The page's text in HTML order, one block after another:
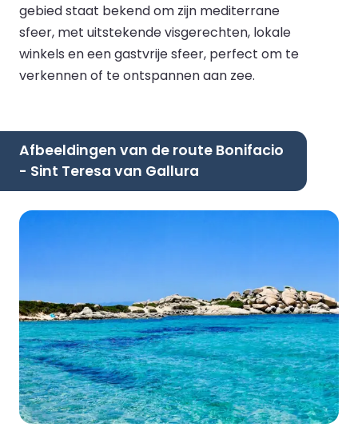
gebied staat bekend om zijn mediterrane
sfeer, met uitstekende visgerechten, lokale
winkels en een gastvrije sfeer, perfect om te
verkennen of te ontspannen aan zee.
Afbeeldingen van de route Bonifacio
- Sint Teresa van Gallura